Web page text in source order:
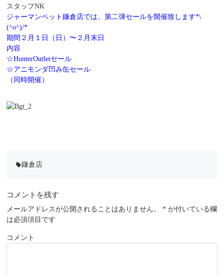
スタッフNK
ジャーマンペット鎌倉店では、第二弾セールを開催致します*\
(^o^)/*
期間２月１日（日）〜２月末日
内容
☆HunterOutletセール
☆アニモンダ凹み缶セール
（同時開催）
local_offer鎌倉店
コメントを残す
メールアドレスが公開されることはありません。 * が付いている欄
は必須項目です
コメント